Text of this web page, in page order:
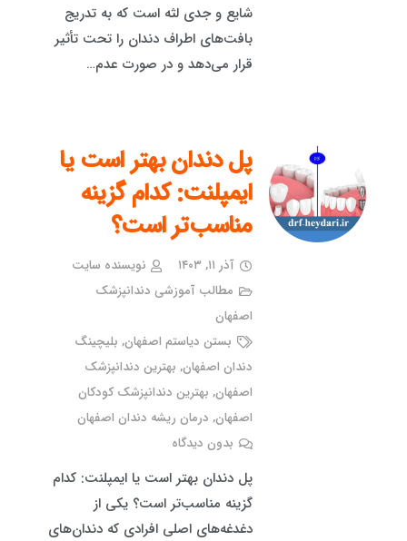
شایع و جدی لثه است که به تدریج
بافت‌های اطراف دندان را تحت تأثیر
قرار می‌دهد و در صورت عدم…
پل دندان بهتر است یا
ایمپلنت: کدام گزینه
مناسب‌تر است؟
آذر ۱۱, ۱۴۰۳
نویسنده سایت
مطالب آموزشی دندانپزشک
اصفهان
بستن دیاستم اصفهان, بلیچینگ
دندان اصفهان, بهترین دندانپزشک
اصفهان, بهترین دندانپزشک کودکان
اصفهان, درمان ریشه دندان اصفهان
بدون دیدگاه
پل دندان بهتر است یا ایمپلنت: کدام
گزینه مناسب‌تر است؟ یکی از
دغدغه‌های اصلی افرادی که دندان‌های